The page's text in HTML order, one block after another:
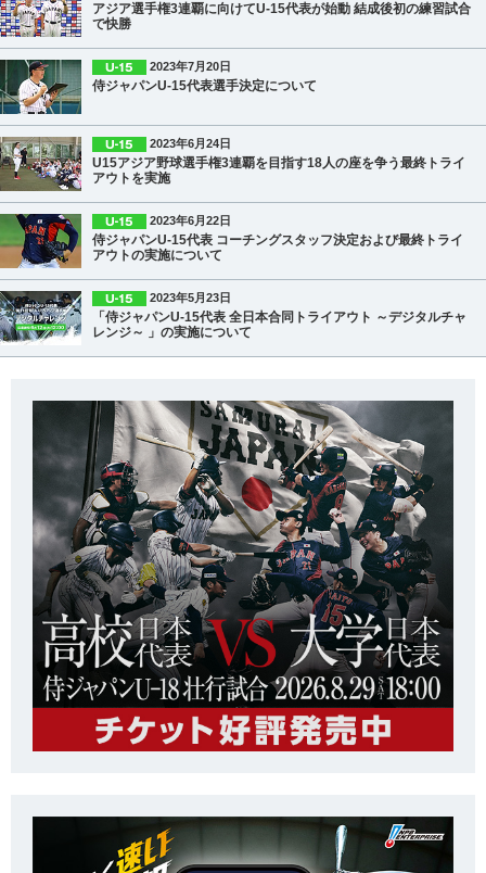
アジア選手権3連覇に向けてU-15代表が始動 結成後初の練習試合
で快勝
2023年7月20日
侍ジャパンU-15代表選手決定について
2023年6月24日
U15アジア野球選手権3連覇を目指す18人の座を争う最終トライ
アウトを実施
2023年6月22日
侍ジャパンU-15代表 コーチングスタッフ決定および最終トライ
アウトの実施について
2023年5月23日
「侍ジャパンU-15代表 全日本合同トライアウト ～デジタルチャ
レンジ～ 」の実施について